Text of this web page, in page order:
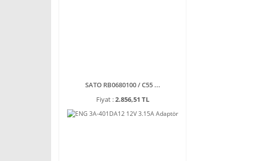
SATO RB0680100 / C55 ...
Fiyat :2.856,51 TL